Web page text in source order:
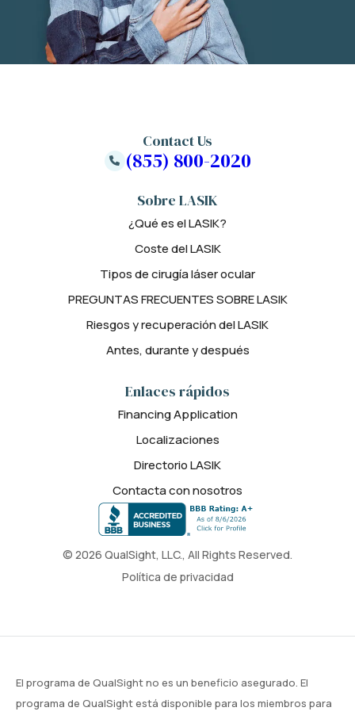
© 2026 QualSight, LLC., All Rights Reserved.
Política de privacidad
Sobre LASIK
¿Qué es el LASIK?
Coste del LASIK
Tipos de cirugía láser ocular
PREGUNTAS FRECUENTES SOBRE LASIK
Riesgos y recuperación del LASIK
Antes, durante y después
Enlaces rápidos
Financing Application
Localizaciones
Directorio LASIK
Contacta con nosotros
Contact Us
(855) 800-2020
El programa de QualSight no es un beneficio asegurado. El
programa de QualSight está disponible para los miembros para